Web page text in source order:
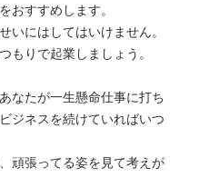
おすすめします。
いにはしてはいけません。
もりで起業しましょう。
なたが一生懸命仕事に打ち
ジネスを続けていればいつ
頑張ってる姿を見て考えが